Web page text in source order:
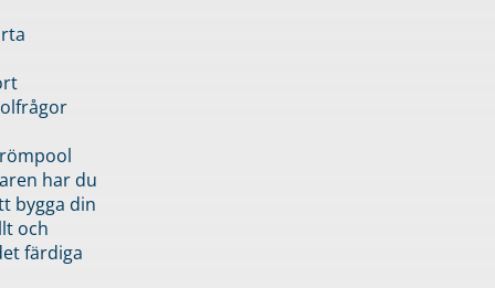
har du
bygga din
och
färdiga